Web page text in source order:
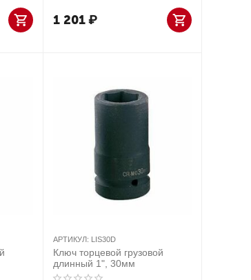
1 201₽
АРТИКУЛ: LIS30D
Ключ торцевой грузовой
длинный 1", 30мм